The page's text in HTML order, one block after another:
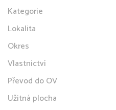
Kategorie
Lokalita
Okres
Vlastnictví
Převod do OV
Užitná plocha